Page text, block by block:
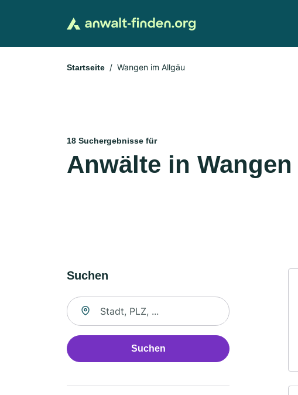
Startseite Wangen im Allgäu
18 Suchergebnisse für
Anwälte in
Suchen
Suche nach Ort
Suchen